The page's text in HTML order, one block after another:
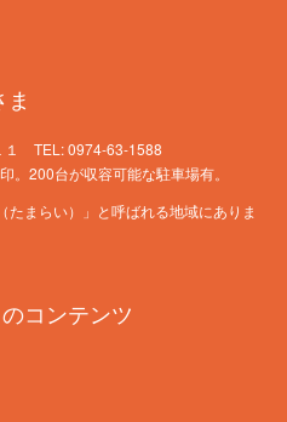
１ TEL: 0974-63-1588
。200台が収容可能な駐車場有。
まらい）」と呼ばれる地域にありま
コンテンツ